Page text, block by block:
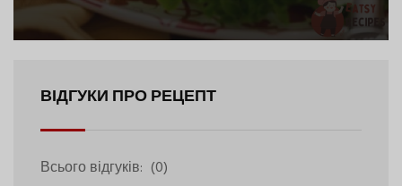
ВІДГУКИ ПРО РЕЦЕПТ
Всього відгуків: (0)